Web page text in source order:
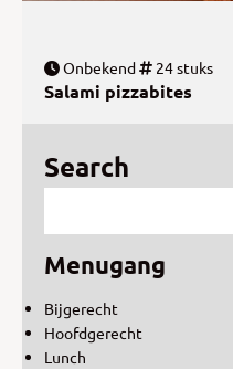
Onbekend 24 stuks
Salami pizzabites
Search
Menugang
Bijgerecht
Hoofdgerecht
Lunch